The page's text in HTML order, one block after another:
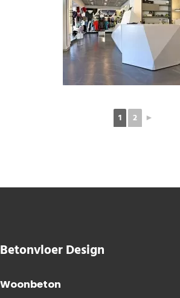
1 2 ►
Betonvloer Design
Woonbeton